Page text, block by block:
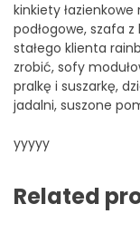
kinkiety
podłogowe, szafa
stałego klienta
zrobić, sofy
pralkę i suszarkę,
jadalni, suszone
yyyyy
Related